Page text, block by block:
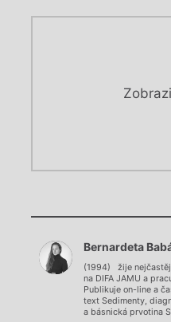
Bernardeta
(1994) žije
na DIFA JAMU a
Publikuje on-line a
text Sedimenty,
a básnická prvotina